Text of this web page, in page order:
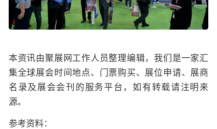
本资讯由聚展网工作人员整理编辑，我们是一家汇
集全球展会时间地点、门票购买、展位申请、展商
名录及展会会刊的服务平台，如有转载请注明来
源。
参考资料：